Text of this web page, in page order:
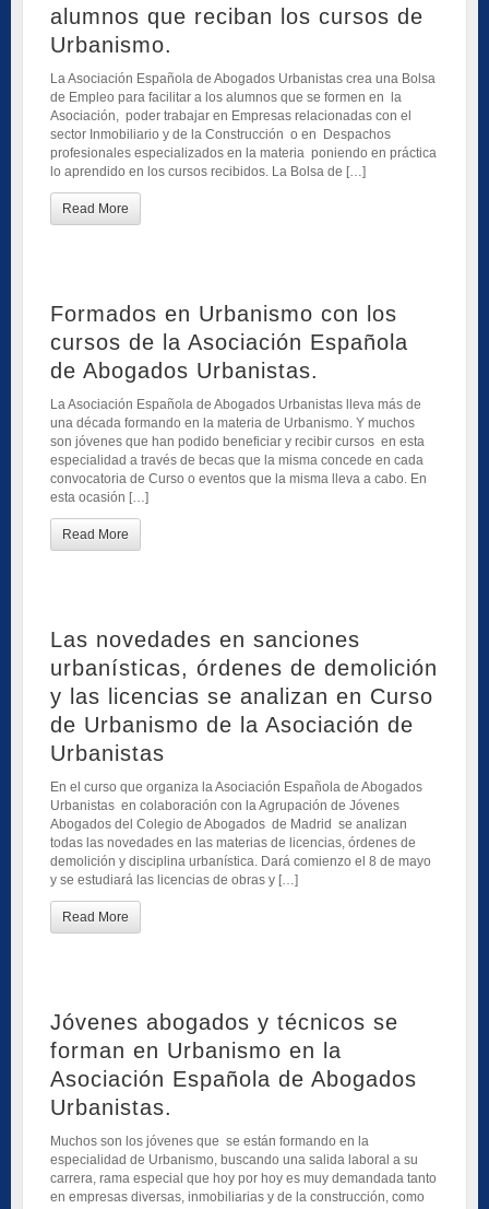
alumnos que reciban los cursos de
Urbanismo.
La Asociación Española de Abogados Urbanistas crea una Bolsa
de Empleo para facilitar a los alumnos que se formen en la
Asociación, poder trabajar en Empresas relacionadas con el
sector Inmobiliario y de la Construcción o en Despachos
profesionales especializados en la materia poniendo en práctica
lo aprendido en los cursos recibidos. La Bolsa de […]
Read More
Formados en Urbanismo con los
cursos de la Asociación Española
de Abogados Urbanistas.
La Asociación Española de Abogados Urbanistas lleva más de
una década formando en la materia de Urbanismo. Y muchos
son jóvenes que han podido beneficiar y recibir cursos en esta
especialidad a través de becas que la misma concede en cada
convocatoria de Curso o eventos que la misma lleva a cabo. En
esta ocasión […]
Read More
Las novedades en sanciones
urbanísticas, órdenes de demolición
y las licencias se analizan en Curso
de Urbanismo de la Asociación de
Urbanistas
En el curso que organiza la Asociación Española de Abogados
Urbanistas en colaboración con la Agrupación de Jóvenes
Abogados del Colegio de Abogados de Madrid se analizan
todas las novedades en las materias de licencias, órdenes de
demolición y disciplina urbanística. Dará comienzo el 8 de mayo
y se estudiará las licencias de obras y […]
Read More
Jóvenes abogados y técnicos se
forman en Urbanismo en la
Asociación Española de Abogados
Urbanistas.
Muchos son los jóvenes que se están formando en la
especialidad de Urbanismo, buscando una salida laboral a su
carrera, rama especial que hoy por hoy es muy demandada tanto
en empresas diversas, inmobiliarias y de la construcción, como